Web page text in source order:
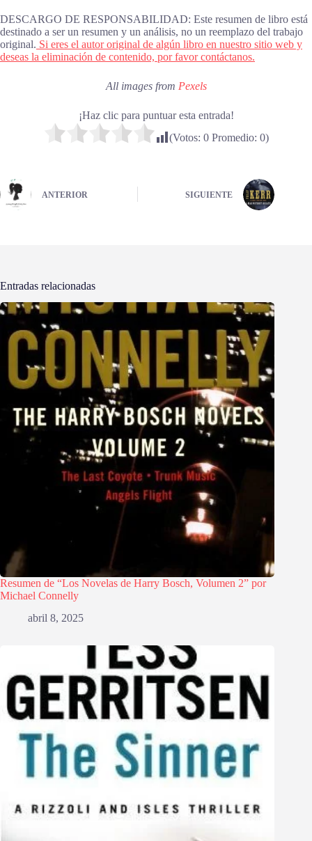
DESCARGO DE RESPONSABILIDAD: Este resumen de libro está
destinado a ser un resumen y un análisis, no un reemplazo del trabajo
original. Si eres el autor original de algún libro en nuestro sitio web y
deseas la eliminación de contenido, por favor contáctanos.
All images from Pexels
¡Haz clic para puntuar esta entrada!
(Votos: 0Promedio: 0)
ANTERIOR SIGUIENTE
Entradas relacionadas
Resumen de “Los Novelas de Harry Bosch, Volumen 2” por
Michael Connelly
abril 8, 2025